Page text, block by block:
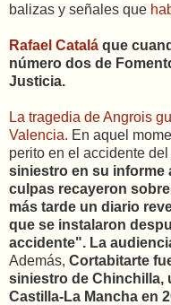
balizas y señales que
Rafael Catalá que
número dos de
Justicia.
La tragedia de Angrois
Valencia. En aquel
perito en el accidente del
siniestro en su informe
culpas recayeron
más tarde un diario
que se instalaron
accidente". La
Además, Cortabitarte
siniestro de Chinchilla,
Castilla-La Mancha en